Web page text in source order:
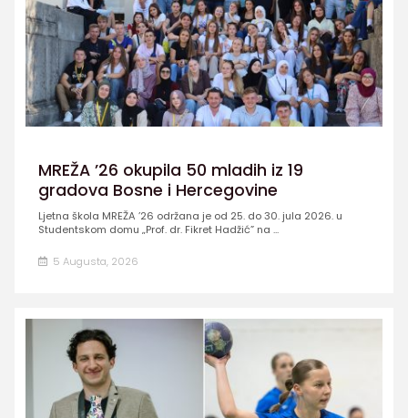
MREŽA ’26 okupila 50 mladih iz 19
gradova Bosne i Hercegovine
Ljetna škola MREŽA ’26 održana je od 25. do 30. jula 2026. u
Studentskom domu „Prof. dr. Fikret Hadžić” na ...
5 Augusta, 2026